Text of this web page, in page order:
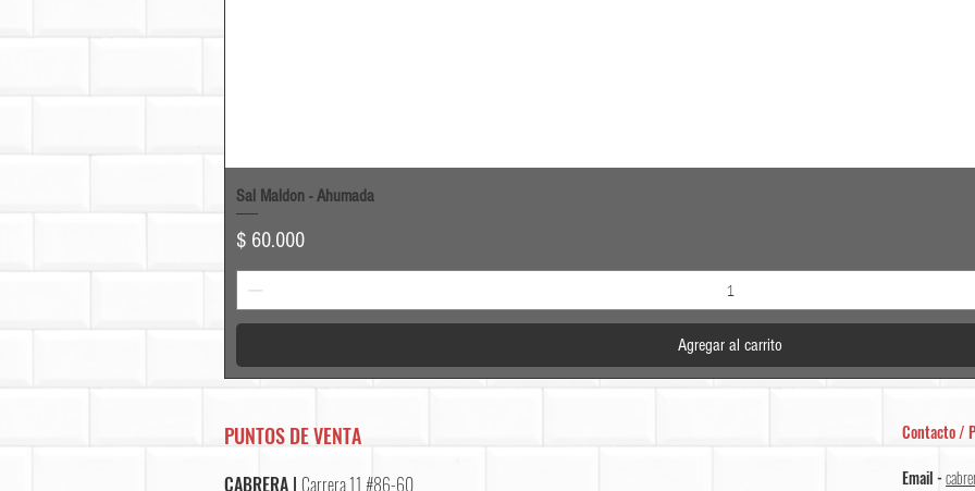
Sal Maldon - Ahumada
Precio
$ 60.000
Agregar al carrito
PUNTOS DE VENTA
CABRERA | Carrera 11 #86-60
Contacto /
Email -